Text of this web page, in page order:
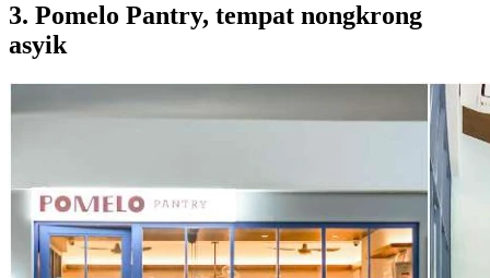
3. Pomelo Pantry, tempat nongkrong
asyik